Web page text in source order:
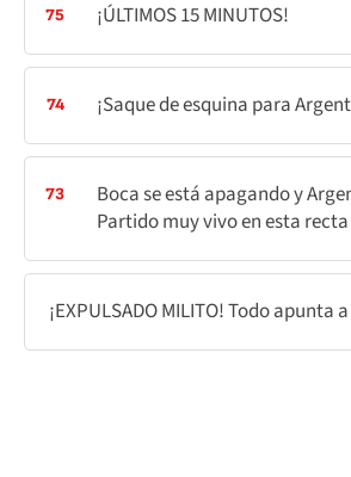
75 ¡ÚLTIMOS 15 MINUTOS!
74 ¡Saque de esquina para
73
Boca se está apagando y
Partido muy vivo en esta
¡EXPULSADO MILITO! Todo apunta